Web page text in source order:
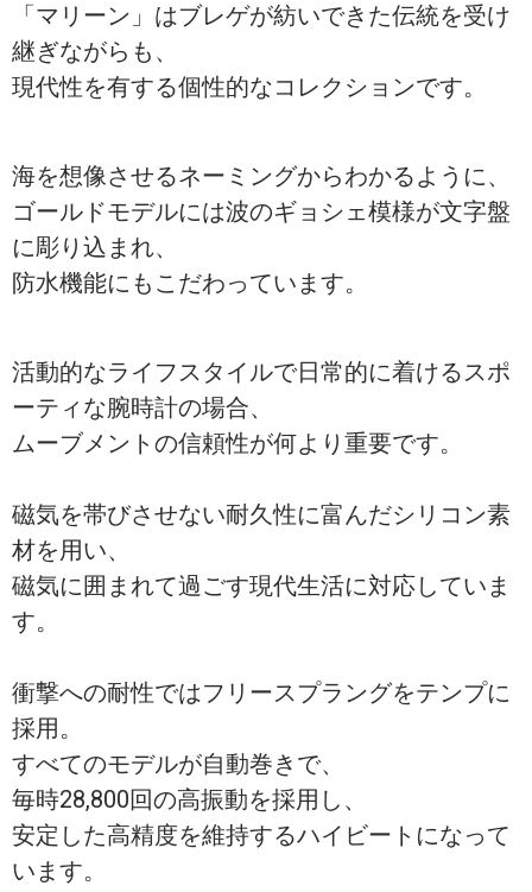
「マリーン」はブレゲが紡いできた伝統を受け
継ぎながらも、
現代性を有する個性的なコレクションです。
海を想像させるネーミングからわかるように、
ゴールドモデルには波のギョシェ模様が文字盤
に彫り込まれ、
防水機能にもこだわっています。
活動的なライフスタイルで日常的に着けるスポ
ーティな腕時計の場合、
ムーブメントの信頼性が何より重要です。
磁気を帯びさせない耐久性に富んだシリコン素
材を用い、
磁気に囲まれて過ごす現代生活に対応していま
す。
衝撃への耐性ではフリースプラングをテンプに
採用。
すべてのモデルが自動巻きで、
毎時28,800回の高振動を採用し、
安定した高精度を維持するハイビートになって
います。